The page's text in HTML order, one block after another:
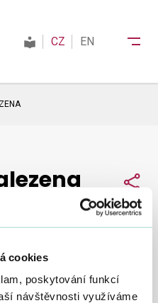
cookies
poskytování funkcí
návštěvnosti využíváme
CZ EN
jste hledali.
Zkuste to